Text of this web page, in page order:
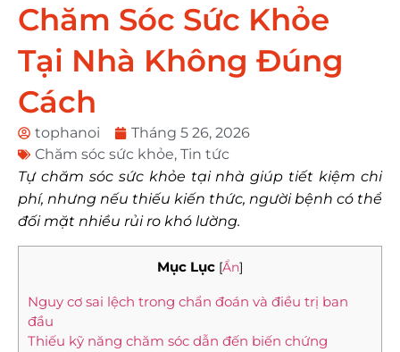
Chăm Sóc Sức Khỏe
Tại Nhà Không Đúng
Cách
tophanoi
Tháng 5 26, 2026
Chăm sóc sức khỏe, Tin tức
Tự chăm sóc sức khỏe tại nhà giúp tiết kiệm chi
phí, nhưng nếu thiếu kiến thức, người bệnh có thể
đối mặt nhiều rủi ro khó lường.
Mục Lục [Ẩn]
Nguy cơ sai lệch trong chẩn đoán và điều trị ban
đầu
Thiếu kỹ năng chăm sóc dẫn đến biến chứng